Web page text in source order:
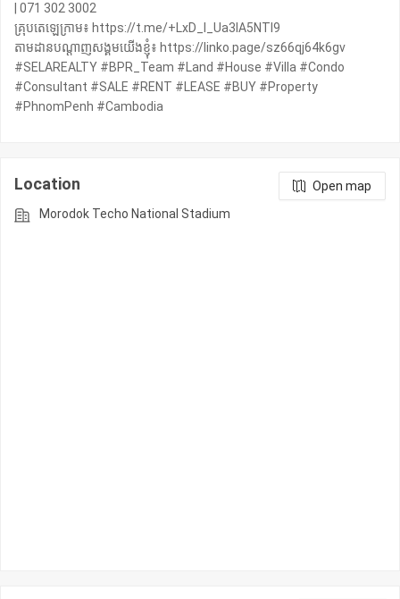
| 071 302 3002
គ្រុបតេឡេក្រាម៖ https://t.me/+LxD_l_Ua3IA5NTI9
តាមដានបណ្តាញសង្គមយើងខ្ញុំ៖ https://linko.page/sz66qj64k6gv
#SELAREALTY #BPR_Team #Land #House #Villa #Condo
#Consultant #SALE #RENT #LEASE #BUY #Property
#PhnomPenh #Cambodia
Location
Open map
Morodok Techo National Stadium